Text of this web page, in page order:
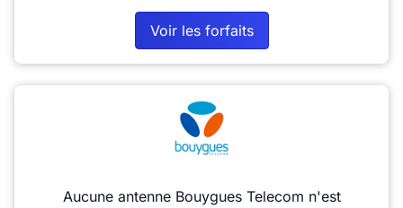
Voir les forfaits
Aucune antenne Bouygues Telecom n'est